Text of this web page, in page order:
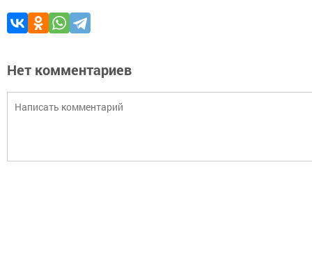
Нет комментариев